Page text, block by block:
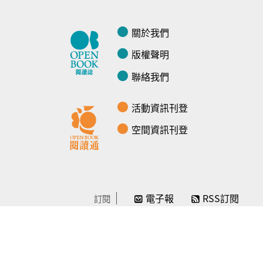
關於我們
版權聲明
聯絡我們
活動資訊刊登
空間資訊刊登
訂閱 電子報 RSS訂閱